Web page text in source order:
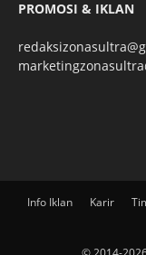
PROMOSI & IKLAN
Info Iklan Karir